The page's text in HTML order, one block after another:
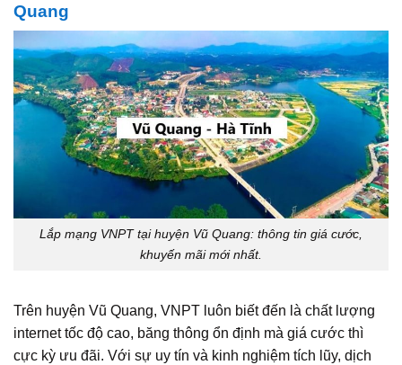
Quang
Lắp mạng VNPT tại huyện Vũ Quang: thông tin giá cước,
khuyến mãi mới nhất.
Trên huyện Vũ Quang, VNPT luôn biết đến là chất lượng
internet tốc độ cao, băng thông ổn định mà giá cước thì
cực kỳ ưu đãi. Với sự uy tín và kinh nghiệm tích lũy, dịch